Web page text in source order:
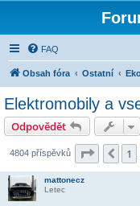
FAQ
Obsah fóra Ostatní
Elektromobily a
Odpovědět
4804 příspěvků Stránka1
mattonecz
Letec